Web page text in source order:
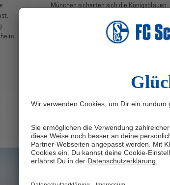
München sicherten sich die Königsblauen
nächste Runde um die Deutsche